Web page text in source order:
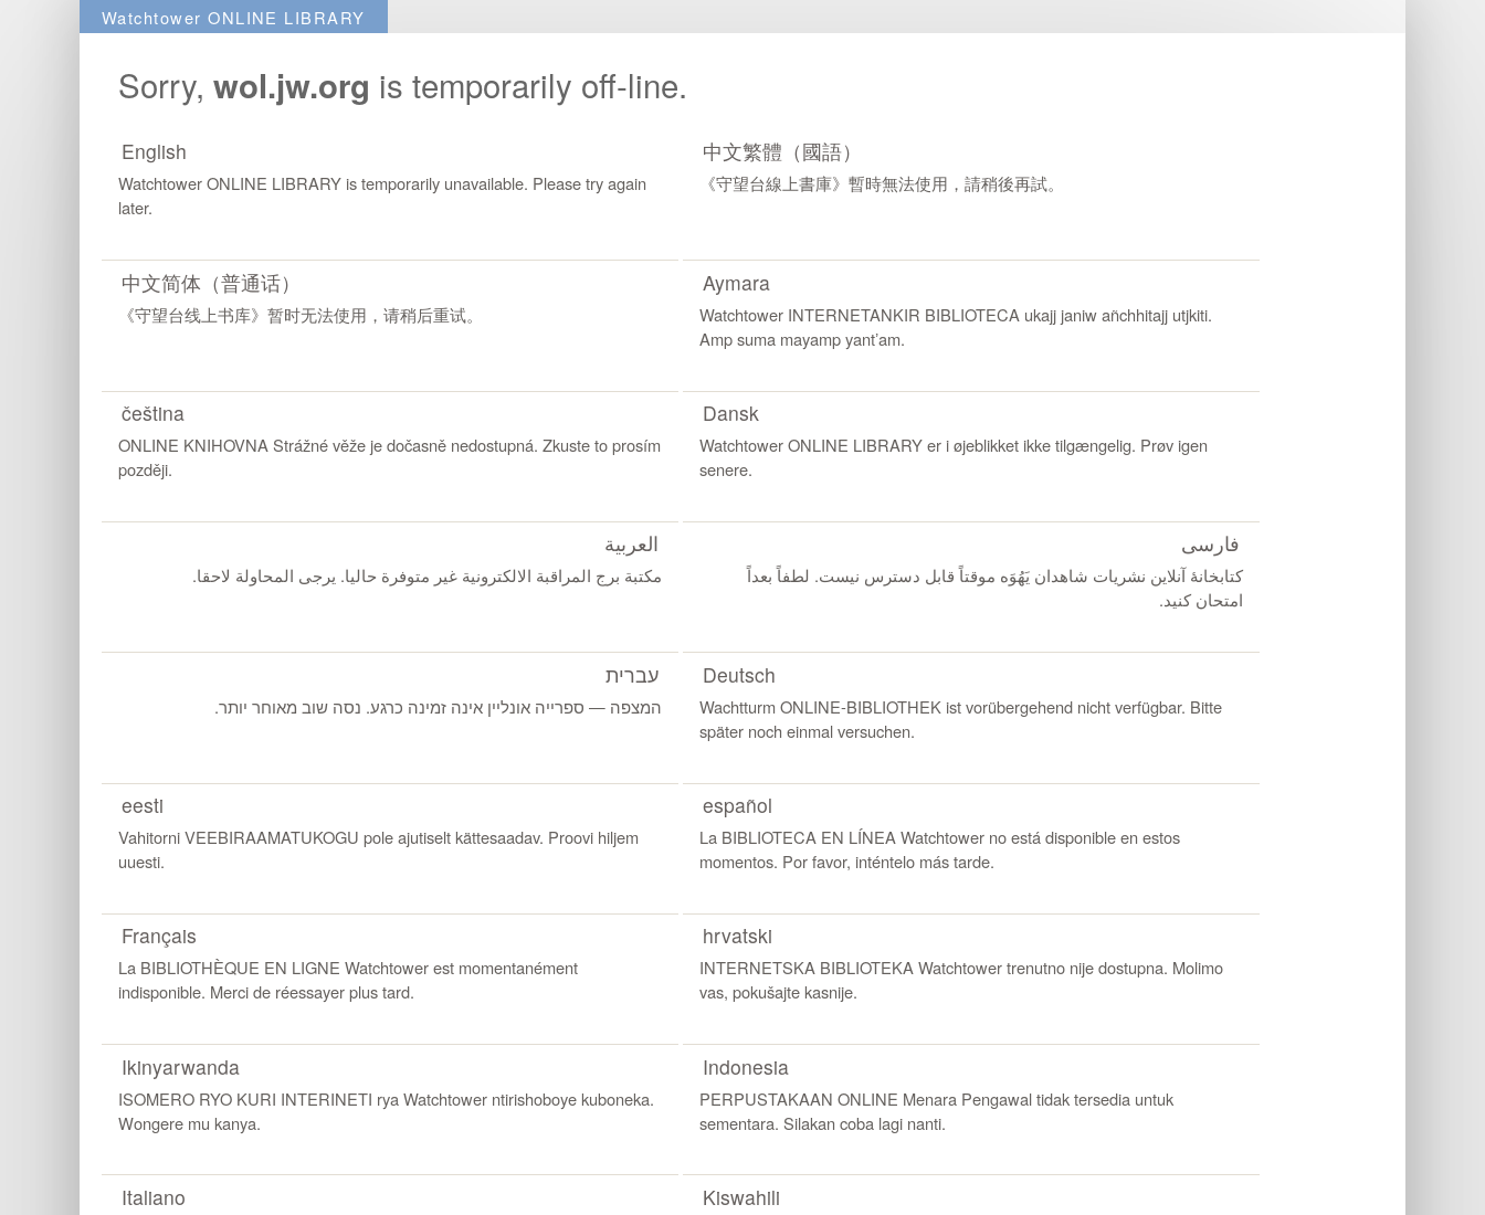
Watchtower ONLINE LIBRARY
Sorry, wol.jw.org is temporarily off-line.
English
Watchtower ONLINE LIBRARY is temporarily unavailable. Please try again
later.
中文繁體（國語）
《守望台線上書庫》暫時無法使用，請稍後再試。
中文简体（普通话）
《守望台线上书库》暂时无法使用，请稍后重试。
Aymara
Watchtower INTERNETANKIR BIBLIOTECA ukajj janiw añchhitajj utjkiti.
Amp suma mayamp yantʼam.
čeština
ONLINE KNIHOVNA Strážné věže je dočasně nedostupná. Zkuste to prosím
později.
Dansk
Watchtower ONLINE LIBRARY er i øjeblikket ikke tilgængelig. Prøv igen
senere.
العربية
مكتبة برج المراقبة الالكترونية غير متوفرة حاليا. يرجى المحاولة لاحقا.
فارسی
کتابخانهٔ آنلاین نشریات شاهدان یَهُوَه موقتاً قابل دسترس نیست. لطفاً بعداً
امتحان کنید.
עברית
המצפה ‏‎—‎‏ ספרייה אונליין אינה זמינה כרגע. נסה שוב מאוחר יותר.
Deutsch
Wachtturm ONLINE-BIBLIOTHEK ist vorübergehend nicht verfügbar. Bitte
später noch einmal versuchen.
eesti
Vahitorni VEEBIRAAMATUKOGU pole ajutiselt kättesaadav. Proovi hiljem
uuesti.
español
La BIBLIOTECA EN LÍNEA Watchtower no está disponible en estos
momentos. Por favor, inténtelo más tarde.
Français
La BIBLIOTHÈQUE EN LIGNE Watchtower est momentanément
indisponible. Merci de réessayer plus tard.
hrvatski
INTERNETSKA BIBLIOTEKA Watchtower trenutno nije dostupna. Molimo
vas, pokušajte kasnije.
Ikinyarwanda
ISOMERO RYO KURI INTERINETI rya Watchtower ntirishoboye kuboneka.
Wongere mu kanya.
Indonesia
PERPUSTAKAAN ONLINE Menara Pengawal tidak tersedia untuk
sementara. Silakan coba lagi nanti.
Italiano Kiswahili